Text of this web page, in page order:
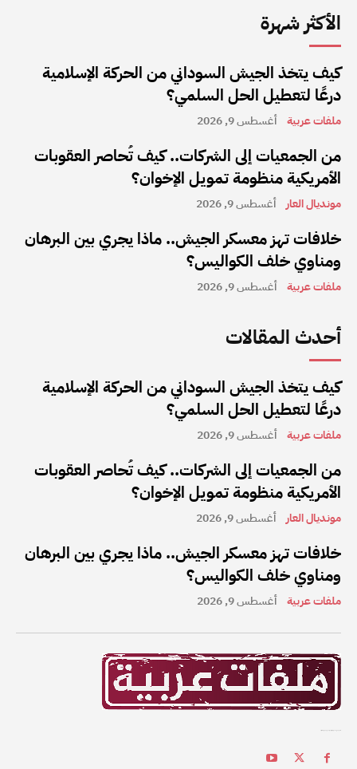
الأكثر شهرة
كيف يتخذ الجيش السوداني من الحركة الإسلامية
درعًا لتعطيل الحل السلمي؟
ملفات عربية أغسطس 9, 2026
من الجمعيات إلى الشركات.. كيف تُحاصر العقوبات
الأمريكية منظومة تمويل الإخوان؟
مونديال العار أغسطس 9, 2026
خلافات تهز معسكر الجيش.. ماذا يجري بين البرهان
ومناوي خلف الكواليس؟
ملفات عربية أغسطس 9, 2026
أحدث المقالات
كيف يتخذ الجيش السوداني من الحركة الإسلامية
درعًا لتعطيل الحل السلمي؟
ملفات عربية أغسطس 9, 2026
من الجمعيات إلى الشركات.. كيف تُحاصر العقوبات
الأمريكية منظومة تمويل الإخوان؟
مونديال العار أغسطس 9, 2026
خلافات تهز معسكر الجيش.. ماذا يجري بين البرهان
ومناوي خلف الكواليس؟
ملفات عربية أغسطس 9, 2026